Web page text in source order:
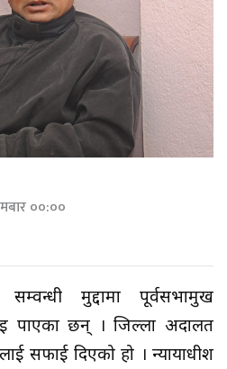
००:००
मुद्दामा पूर्वसभामुख
पाएका छन् । जिल्ला अदालत
सफाई दिएको हो । न्यायाधीश